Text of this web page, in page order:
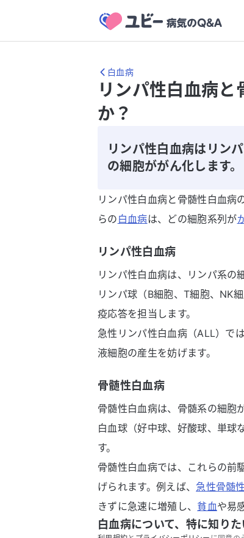
白血病
リンパ性白血病
か？
リンパ性白血病はリン
の細胞ががん化します。
リンパ性白血病と骨髄性白血病
らの 白血病は、どの細胞系列が
リンパ性白血病
リンパ性白血病は、リンパ系の
リンパ球（B細胞、T細胞、NK
疫応答を担当します。
急性リンパ性白血病（ALL）で
液細胞の産生を妨げます。
骨髄性白血病
骨髄性白血病は、骨髄系の細胞
白血球（好中球、好酸球、単球
す。
骨髄性白血病では、これらの前
げられます。例えば、 急性骨髄
きずに急速に増殖し、 貧血や易
白血病について、特に知り